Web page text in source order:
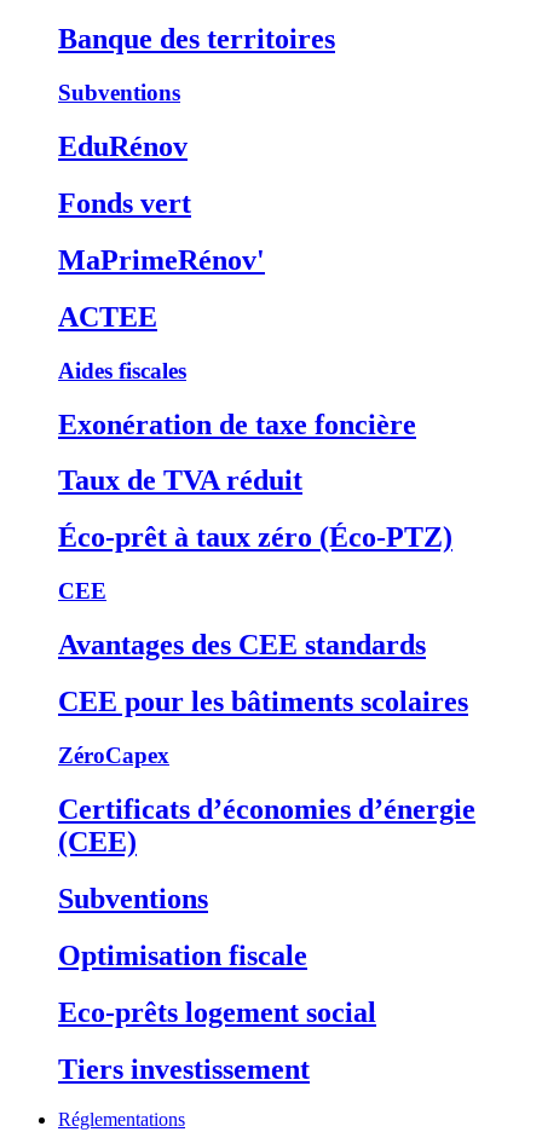
Banque des territoires
Subventions
EduRénov
Fonds vert
MaPrimeRénov'
ACTEE
Aides fiscales
Exonération de taxe foncière
Taux de TVA réduit
Éco-prêt à taux zéro (Éco-PTZ)
CEE
Avantages des CEE standards
CEE pour les bâtiments scolaires
ZéroCapex
Certificats d’économies d’énergie
(CEE)
Subventions
Optimisation fiscale
Eco-prêts logement social
Tiers investissement
Réglementations